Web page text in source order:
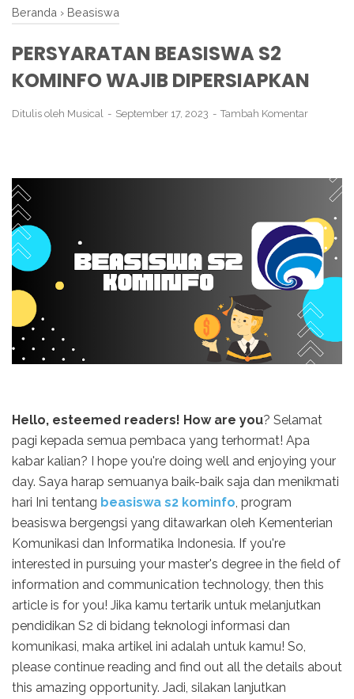
Beranda › Beasiswa
PERSYARATAN BEASISWA S2
KOMINFO WAJIB DIPERSIAPKAN
Ditulis oleh Musical September 17, 2023 Tambah Komentar
Hello, esteemed readers! How are you? Selamat
pagi kepada semua pembaca yang terhormat! Apa
kabar kalian? I hope you're doing well and enjoying your
day. Saya harap semuanya baik-baik saja dan menikmati
hari Ini tentang beasiswa s2 kominfo, program
beasiswa bergengsi yang ditawarkan oleh Kementerian
Komunikasi dan Informatika Indonesia. If you're
interested in pursuing your master's degree in the field of
information and communication technology, then this
article is for you! Jika kamu tertarik untuk melanjutkan
pendidikan S2 di bidang teknologi informasi dan
komunikasi, maka artikel ini adalah untuk kamu! So,
please continue reading and find out all the details about
this amazing opportunity. Jadi, silakan lanjutkan